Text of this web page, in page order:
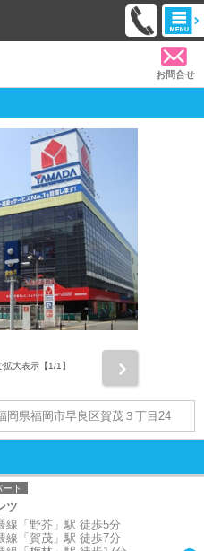
お問合せ
拡大表示【1/1】
岡県福岡市早良区賀茂３丁目24
ト
ツ
線「野芥」駅 徒歩5分
線「賀茂」駅 徒歩7分